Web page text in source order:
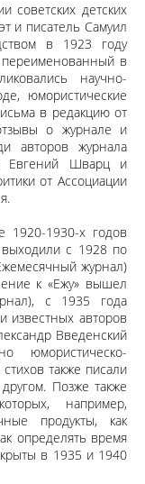
советских детских
и писатель Самуил
в 1923 году
в
научно-
юмористические
в редакцию от
о журнале и
авторов журнала
Евгений Шварц и
от Ассоциации
1920-1930-х годов
с 1928 по
журнал)
к «Ежу» вышел
с 1935 года
известных авторов
Введенский
юмористическо-
также писали
Позже также
например,
продукты, как
определять время
в 1935 и 1940